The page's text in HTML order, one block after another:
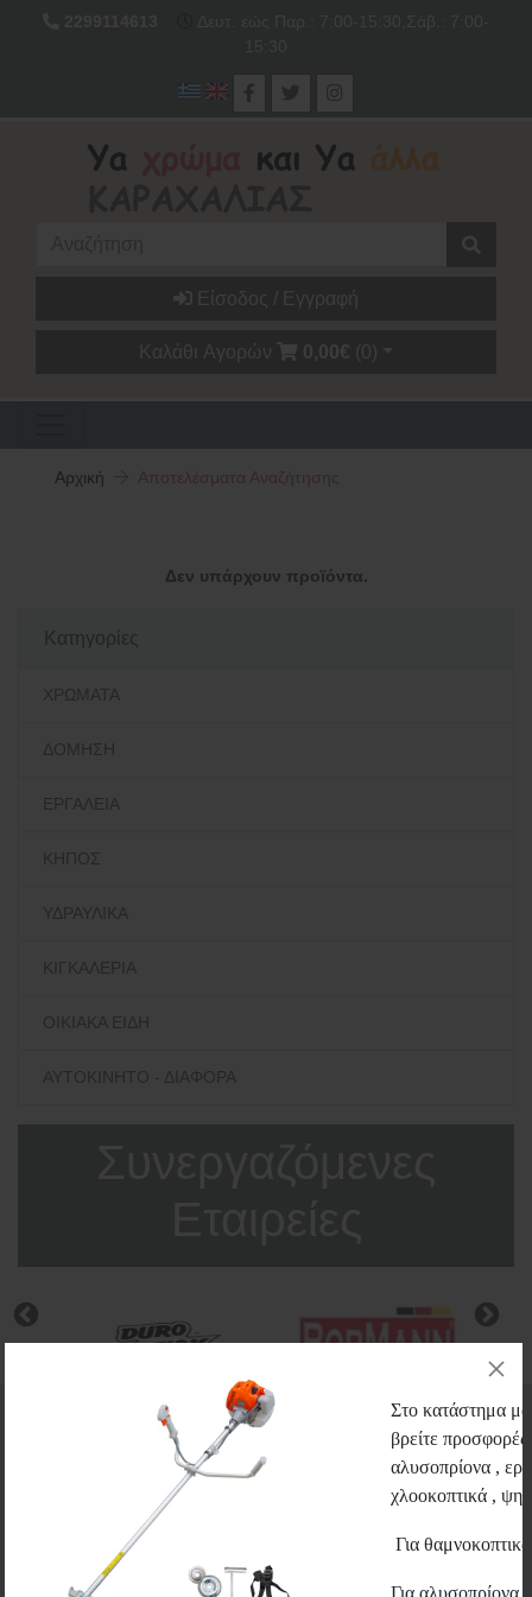
Αρχική Αποτελέσματα Αναζήτησης
Κατηγορίες
ΧΡΩΜΑΤΑ
ΔΟΜΗΣΗ
ΕΡΓΑΛΕΙΑ
ΚΗΠΟΣ
ΥΔΡΑΥΛΙΚΑ
ΚΙΓΚΑΛΕΡΙΑ
ΟΙΚΙΑΚΑ ΕΙΔΗ
ΑΥΤΟΚΙΝΗΤΟ - ΔΙΑΦΟΡΑ
Δεν υπάρχουν προϊόντα.
ΕΓΓΡΑΦΗ ΣΤΟ
NEWSLETTER
Ενημερωθείτε πρώτοι για τις προσφορές μας και για όλα τα
νέα προϊόντα.
Στο κατάστημα
βρείτε
αλυσοπρίονα ,
χλοοκοπτικά ,
Για
Για αλυσοπρίονα